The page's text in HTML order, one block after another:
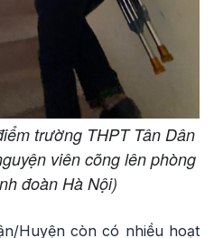
trường THPT Tân Dân
viên cõng lên phòng
đoàn Hà Nội)
Huyện còn có nhiều hoạt